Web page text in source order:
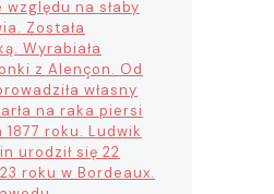
na słaby
Została
Wyrabiała
z Alençon. Od
własny
na raka piersi
roku. Ludwik
urodził się 22
roku w Bordeaux.